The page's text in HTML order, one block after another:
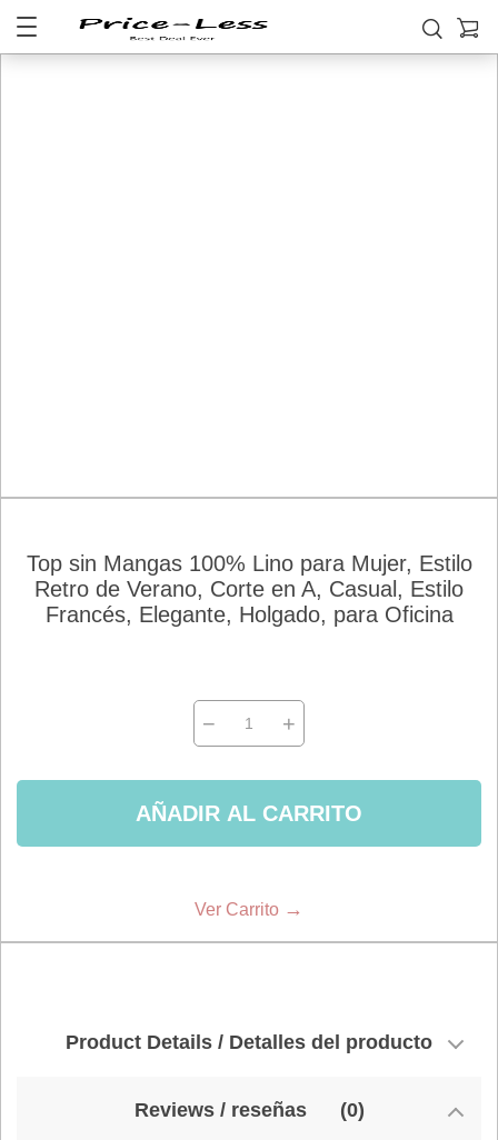
Top sin Mangas 100% Lino para Mujer, Estilo
Retro de Verano, Corte en A, Casual, Estilo
Francés, Elegante, Holgado, para Oficina
− +
AÑADIR AL CARRITO
Ver Carrito →
Product Details / Detalles del producto
Reviews / reseñas (0)